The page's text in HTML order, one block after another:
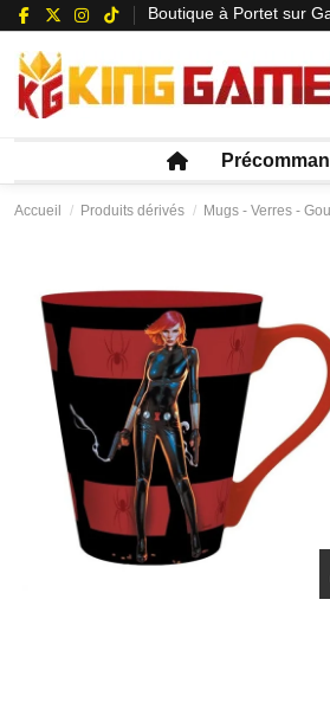
Boutique à Portet sur
Accueil Produits dérivés Mugs - Verres -